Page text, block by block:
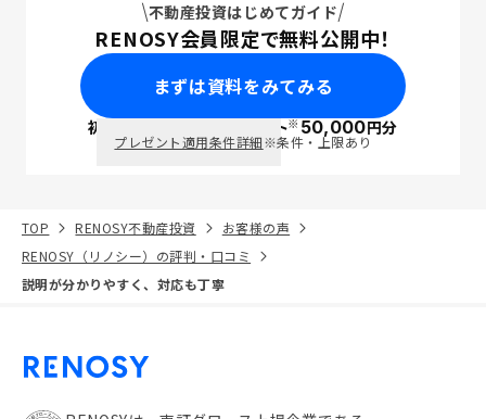
不動産投資はじめてガイド
RENOSY会員限定で無料公開中！
まずは資料をみてみる
初回面談で ポイント※50,000円分
プレゼント適用条件詳細※条件・上限あり
TOP RENOSY不動産投資
お客様の声
RENOSY（リノシー）の評判・口コミ
説明が分かりやすく、対応も丁寧